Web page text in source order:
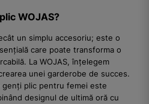
WOJAS?
un simplu accesoriu; este o
care poate transforma o
La WOJAS, înțelegem
unei garderobe de succes.
genți plic pentru femei este
designul de ultimă oră cu